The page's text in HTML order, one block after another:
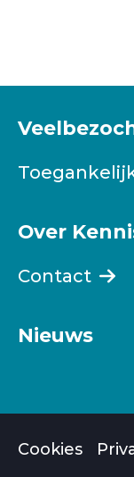
Over
Contact
Nieuws
Cookies